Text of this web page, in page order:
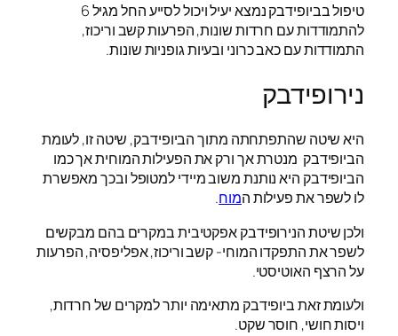
טיפול בביופידבק נמצא יעיל ויכול לסייע החל מגיל 6
להתמודדות עם חרדות שונות, הפרעות קשב וריכוז,
התמודדות עם כאב כרוני ובעיות גופניות שונות.
נירופידבק
היא שיטה שהתפתחתה מתוך הביופידבק, שיטה זו, לעומת
הביופידבק מנטרת אך ורק את הפעילות המוחית אך כמו
הביופידבק היא נותנת משוב מיידי למטופל ובכך מאפשרת
לו לשפר את פעילות המוח.
ולכן שיטת הנירופידבק אפקטיבית במקרים בהם מבקשים
לשפר את התפקדו המוחי- קשב וריכוז, אפליפסיה, הפרעות
על הרצף האוטיסטי.
ולעומת זאת ביופידבק מתאימה יותר למקרים של חרדות,
ויסות חושי, חוסר שקט.